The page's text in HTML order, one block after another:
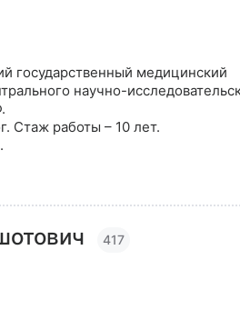
государственный медицинский
научно-
Стаж работы – 10 лет.
417